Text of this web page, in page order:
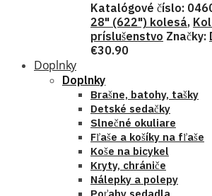
Katalógové číslo:
28" (622") kolesá,
príslušenstvo Značky:
€30.90
Doplnky
Doplnky
Brašne, batohy, tašky
Detské sedačky
Slnečné okuliare
Fľaše a košíky na fľaše
Koše na bicykel
Kryty, chrániče
Nálepky a polepy